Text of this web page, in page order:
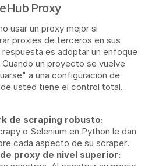
Proxy
usar un proxy mejor si
proxies de terceros en sus
es adoptar un enfoque
un proyecto se vuelve
a una configuración de
usted tiene el control total.
de scraping robusto:
o Selenium en Python le dan
cada aspecto de su scraper.
proxy de nivel superior: